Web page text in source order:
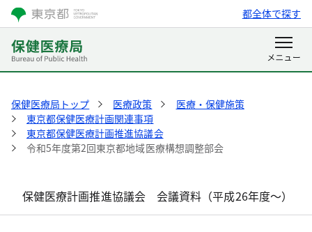
都全体で探す
保健医療局トップ 医療政策
医療・保健施策
東京都保健医療計画関連事項
東京都保健医療計画推進協議会
令和5年度第2回東京都地域医療構想調整部会
保健医療計画推進協議会 会議資料（平成26年度～）